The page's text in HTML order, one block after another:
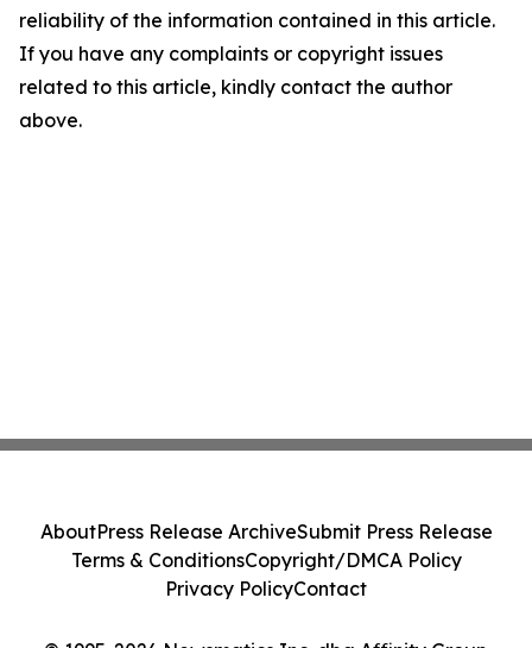
reliability of the information contained in this article.
If you have any complaints or copyright issues
related to this article, kindly contact the author
above.
AboutPress Release ArchiveSubmit Press Release
Terms & ConditionsCopyright/DMCA Policy
Privacy PolicyContact